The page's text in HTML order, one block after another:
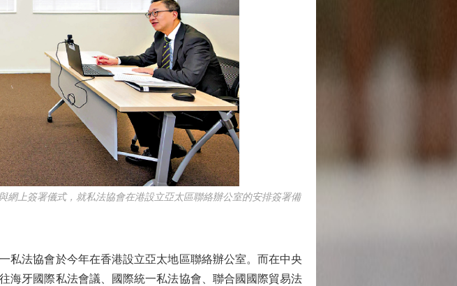
上簽署儀式，就私法協會在港設立亞太區聯絡辦公室的安排簽署備
法協會於今年在香港設立亞太地區聯絡辦公室。而在中央
海牙國際私法會議、國際統一私法協會、聯合國國際貿易法